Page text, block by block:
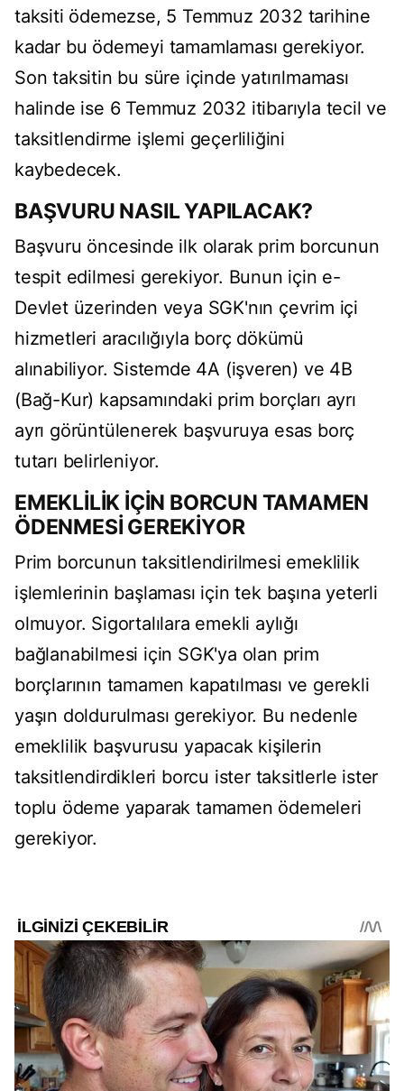
taksiti ödemezse, 5 Temmuz 2032 tarihine
kadar bu ödemeyi tamamlaması gerekiyor.
Son taksitin bu süre içinde yatırılmaması
halinde ise 6 Temmuz 2032 itibarıyla tecil ve
taksitlendirme işlemi geçerliliğini
kaybedecek.
BAŞVURU NASIL YAPILACAK?
Başvuru öncesinde ilk olarak prim borcunun
tespit edilmesi gerekiyor. Bunun için e-
Devlet üzerinden veya SGK'nın çevrim içi
hizmetleri aracılığıyla borç dökümü
alınabiliyor. Sistemde 4A (işveren) ve 4B
(Bağ-Kur) kapsamındaki prim borçları ayrı
ayrı görüntülenerek başvuruya esas borç
tutarı belirleniyor.
EMEKLİLİK İÇİN BORCUN TAMAMEN
ÖDENMESİ GEREKİYOR
Prim borcunun taksitlendirilmesi emeklilik
işlemlerinin başlaması için tek başına yeterli
olmuyor. Sigortalılara emekli aylığı
bağlanabilmesi için SGK'ya olan prim
borçlarının tamamen kapatılması ve gerekli
yaşın doldurulması gerekiyor. Bu nedenle
emeklilik başvurusu yapacak kişilerin
taksitlendirdikleri borcu ister taksitlerle ister
toplu ödeme yaparak tamamen ödemeleri
gerekiyor.